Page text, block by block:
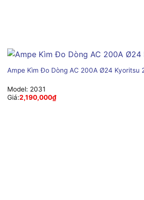
Ampe Kìm Đo Dòng AC 200A Ø24 Kyoritsu
Model: 2031
Giá:2,190,000₫